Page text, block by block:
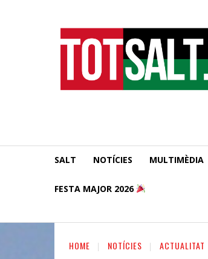
SALT NOTÍCIES MULTIMÈDIA
FESTA MAJOR 2026
HOME NOTÍCIES ACTUALITAT